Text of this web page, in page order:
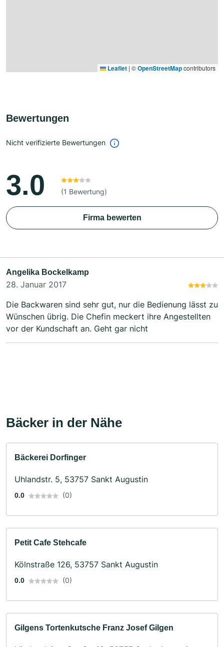
Leaflet | ©OpenStreetMapcontributors
Bewertungen
Nicht verifizierte Bewertungen
3.0 (1 Bewertung)
Firma bewerten
Angelika Bockelkamp
28. Januar 2017
Die Backwaren sind sehr gut, nur die Bedienung lässt zu
Wünschen übrig. Die Chefin meckert ihre Angestellten
vor der Kundschaft an. Geht gar nicht
Bäcker in der Nähe
Bäckerei Dorfinger
Uhlandstr. 5, 53757 Sankt Augustin
0.0 (0)
Petit Cafe Stehcafe
Kölnstraße 126, 53757 Sankt Augustin
0.0 (0)
Gilgens Tortenkutsche Franz Josef Gilgen